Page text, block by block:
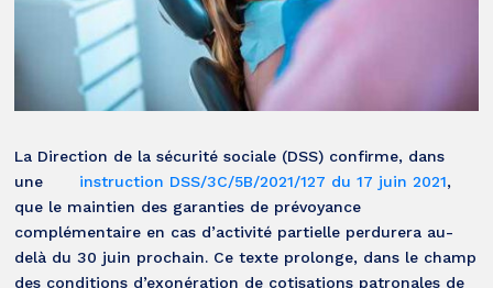
La Direction de la sécurité sociale (DSS) confirme, dans
une
instruction DSS/3C/5B/2021/127 du 17 juin 2021,
que le maintien des garanties de prévoyance
complémentaire en cas d’activité partielle perdurera au-
delà du 30 juin prochain. Ce texte prolonge, dans le champ
des conditions d’exonération de cotisations patronales de